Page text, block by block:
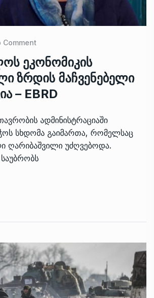
Comment
ეკონომიკის
ზრდის მაჩვენებელი
– EBRD
ადმინისტრაციაში
სხდომა გაიმართა, რომელსაც
ღარიბაშვილი უძღვებოდა.